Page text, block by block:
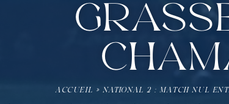
ACCUEIL » NATIONAL 2 : MATCH NUL